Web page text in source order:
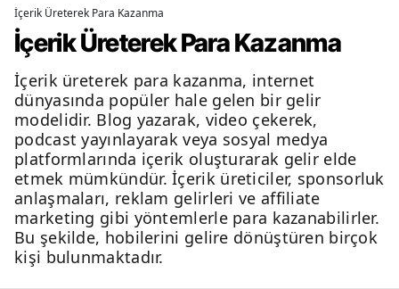
İçerik Üreterek Para Kazanma
İçerik Üreterek Para Kazanma
İçerik üreterek para kazanma, internet
dünyasında popüler hale gelen bir gelir
modelidir. Blog yazarak, video çekerek,
podcast yayınlayarak veya sosyal medya
platformlarında içerik oluşturarak gelir elde
etmek mümkündür. İçerik üreticiler, sponsorluk
anlaşmaları, reklam gelirleri ve affiliate
marketing gibi yöntemlerle para kazanabilirler.
Bu şekilde, hobilerini gelire dönüştüren birçok
kişi bulunmaktadır.